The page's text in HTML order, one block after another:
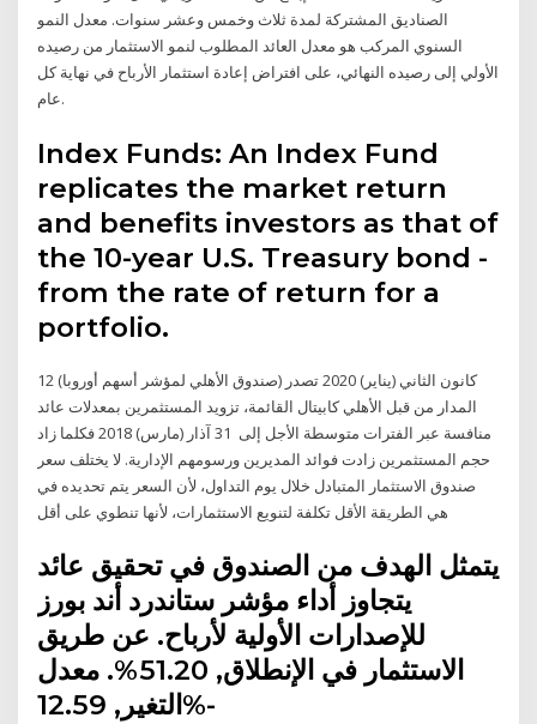
الصناديق المشتركة لمدة ثلاث وخمس وعشر سنوات. معدل النمو
السنوي المركب هو معدل العائد المطلوب لنمو الاستثمار من رصيده
الأولي إلى رصيده النهائي، على افتراض إعادة استثمار الأرباح في نهاية كل
عام.
Index Funds: An Index Fund
replicates the market return
and benefits investors as that of
the 10-year U.S. Treasury bond -
from the rate of return for a
portfolio.
12 كانون الثاني (يناير) 2020 تصدر (صندوق الأهلي لمؤشر أسهم أوروبا)
المدار من قبل الأهلي كابيتال القائمة، تزويد المستثمرين بمعدلات عائد
منافسة عبر الفترات متوسطة الأجل إلى 31 آذار (مارس) 2018 فكلما زاد
حجم المستثمرين زادت فوائد المديرين ورسومهم الإدارية. لا يختلف سعر
صندوق الاستثمار المتبادل خلال يوم التداول، لأن السعر يتم تحديده في
هي الطريقة الأقل تكلفة لتنويع الاستثمارات، لأنها تنطوي على أقل
يتمثل الهدف من الصندوق في تحقيق عائد
يتجاوز أداء مؤشر ستاندرد أند بورز
للإصدارات الأولية لأرباح. عن طريق
الاستثمار في الإنطلاق, 51.20%. معدل
التغير, 12.59%-